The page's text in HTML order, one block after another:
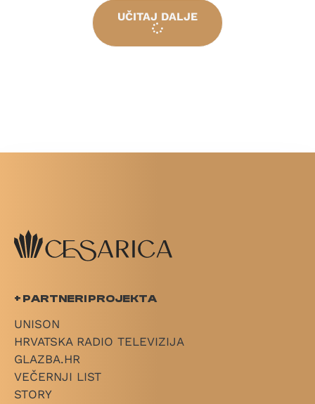
UČITAJ DALJE
+ PARTNERI PROJEKTA
UNISON
HRVATSKA RADIO TELEVIZIJA
GLAZBA.HR
VEČERNJI LIST
STORY